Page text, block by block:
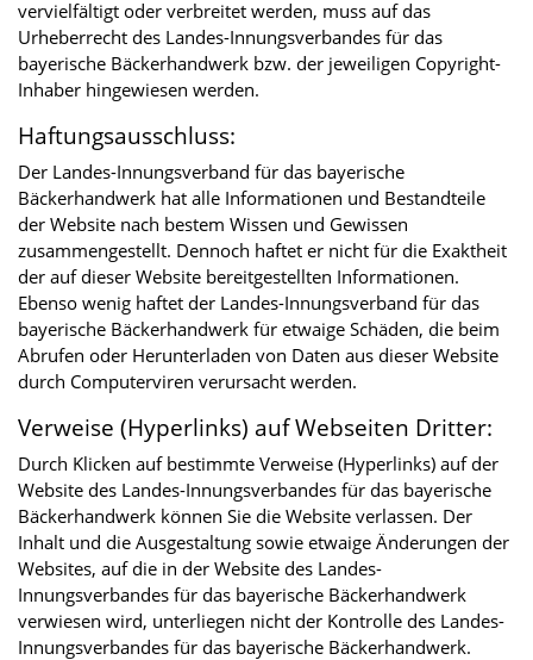
vervielfältigt oder verbreitet werden, muss auf das
Urheberrecht des Landes-Innungsverbandes für das
bayerische Bäckerhandwerk bzw. der jeweiligen Copyright-
Inhaber hingewiesen werden.
Haftungsausschluss:
Der Landes-Innungsverband für das bayerische
Bäckerhandwerk hat alle Informationen und Bestandteile
der Website nach bestem Wissen und Gewissen
zusammengestellt. Dennoch haftet er nicht für die Exaktheit
der auf dieser Website bereitgestellten Informationen.
Ebenso wenig haftet der Landes-Innungsverband für das
bayerische Bäckerhandwerk für etwaige Schäden, die beim
Abrufen oder Herunterladen von Daten aus dieser Website
durch Computerviren verursacht werden.
Verweise (Hyperlinks) auf Webseiten Dritter:
Durch Klicken auf bestimmte Verweise (Hyperlinks) auf der
Website des Landes-Innungsverbandes für das bayerische
Bäckerhandwerk können Sie die Website verlassen. Der
Inhalt und die Ausgestaltung sowie etwaige Änderungen der
Websites, auf die in der Website des Landes-
Innungsverbandes für das bayerische Bäckerhandwerk
verwiesen wird, unterliegen nicht der Kontrolle des Landes-
Innungsverbandes für das bayerische Bäckerhandwerk.